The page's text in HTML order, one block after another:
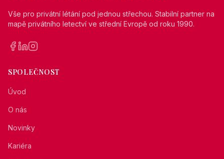
Vše pro privátní létání pod jednou střechou. Stabilní partner na
mapě privátního letectví ve střední Evropě od roku 1990.
SPOLEČNOST
Úvod
O nás
Novinky
Kariéra